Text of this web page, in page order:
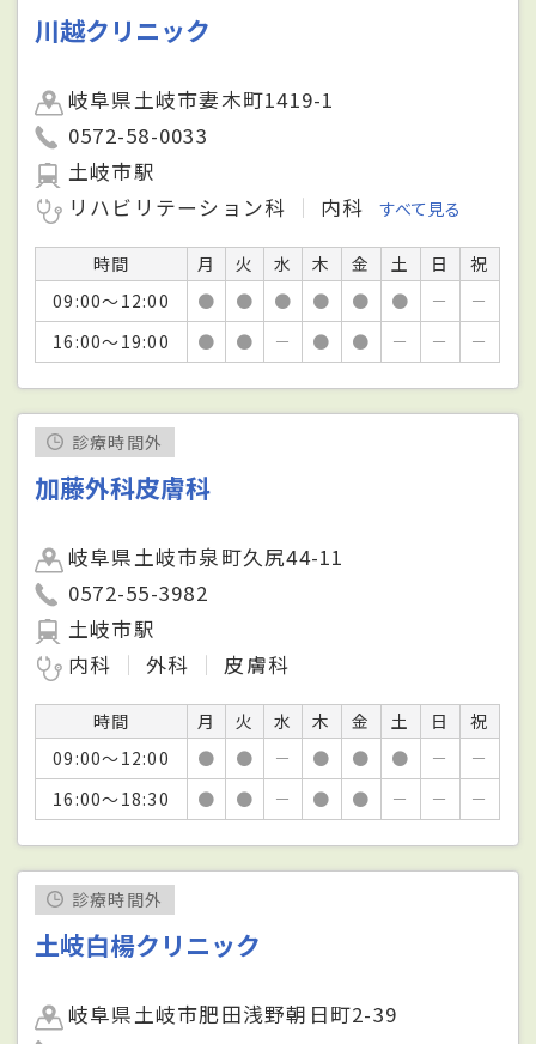
川越クリニック
岐阜県土岐市妻木町1419-1
0572-58-0033
土岐市駅
リハビリテーション科
内科 すべて見る
時間 月 火 水 木 金 土 日
祝
09:00～12:00
● ● ● ● ● ● －
－
16:00～19:00
● ● － ● ● － － －
診療時間外
加藤外科皮膚科
岐阜県土岐市泉町久尻44-11
0572-55-3982
土岐市駅
内科
外科 皮膚科
時間 月 火 水 木 金 土 日
祝
09:00～12:00
● ● － ● ● ● －
－
16:00～18:30
● ● － ● ● － － －
診療時間外
土岐白楊クリニック
岐阜県土岐市肥田浅野朝日町2-39